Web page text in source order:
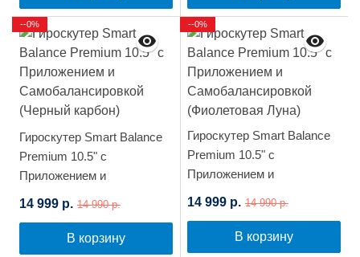
Гироскутер Smart Balance
Premium 10.5" с
Приложением и
(Черный карбон)
14 999 р. 14 990 р.
В корзину
--0%
Гироскутер Smart Balance
Premium 10.5" с
Приложением и
(Фиолетовая Луна)
14 999 р. 14 990 р.
В корзину
--0%